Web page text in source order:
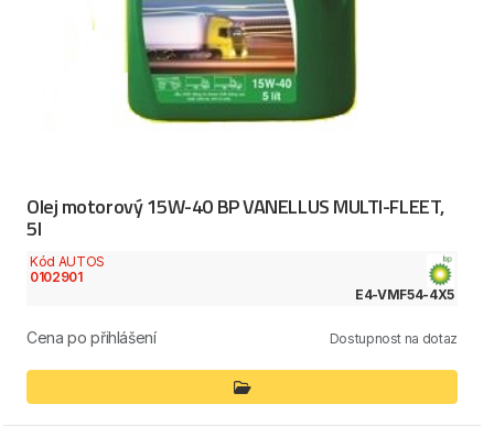
Olej motorový 15W-40 BP VANELLUS MULTI-FLEET,
5l
Kód AUTOS
0102901
E4-VMF54-4X5
Cena po přihlášení Dostupnost na dotaz